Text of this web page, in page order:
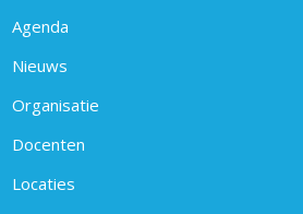
Agenda
Nieuws
Organisatie
Docenten
Locaties